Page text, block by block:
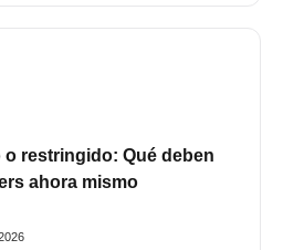
restringido: Qué deben
ahora mismo